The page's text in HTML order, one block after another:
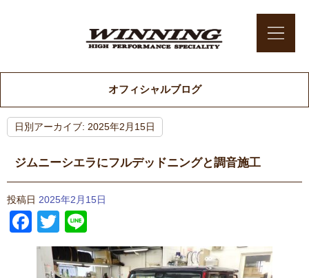
オフィシャルブログ
日別アーカイブ: 2025年2月15日
ジムニーシエラにフルデッドニングと調音施工
投稿日 2025年2月15日
Facebook
Twitter